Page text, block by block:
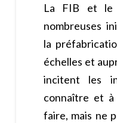
La FIB et le
nombreuses
la
échelles et
incitent les
connaître et à
faire, mais ne